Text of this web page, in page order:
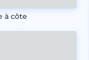
à côte